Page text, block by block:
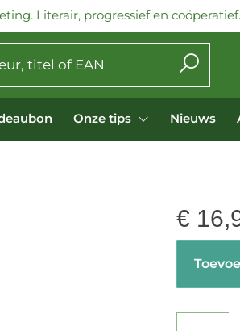
Literair, progressief en coöperatief.
Onze tips Nieuws
€